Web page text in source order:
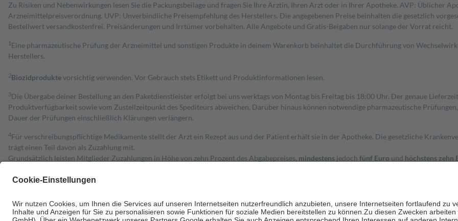
Zu Risiken und Nebenwirkungen lesen Sie die Packungsbeilage und fragen Sie Ihre Ärztin, Ihren Arzt oder in Ihrer Apotheke. AVP: Üblicher
Arzneimittelpreisverordnung. UVP: Unverbindliche Preisempfehlung des Herstellers. Die angegebenen Preise beinhalten die gesetzlich
Bestell­wert versand­kosten­frei. Preisänderungen und Irrtümer vorbehalten. Alle Angebote und Gratis-Beigaben nur solange der Vorrat reicht.
1 Eine pharmazeutische Prüfung der Arzneimittel und sonstigen Produkte in deinem Warenkorb beinhaltet die Durchführung von
Herstellers.
2Biozidproduktevorsichtig verwenden. Vor Gebrauch stets Etikett und Produktinformationen lesen.
3Die Übergabe deiner Bestellung an den Paketdienstleister erfolgt bei uns werktags von Montag bis Freitag bis 18:00 Uhr. Der genaue
Produktverfügbarkeit sowie vom Zustellzeitpunkt des Spediteurs abweichen. Darüber hinaus können notwendige pharmazeutische
Dauer der Prüfungen einschließlich Klärungen verlängern.
4Für verschreibungspflichtige Medikamente stellt der Arzt ein Rezept aus und der Patient erhält sie in der Apotheke. Die gesetzliche
trägt einen Teil davon als Zuzahlung mit.
Grundsätzlich leisten Mitglieder Zuzahlungen in Höhe von zehn Prozent des Abgabepreises, mindestens jedoch fünf Euro und höchstens zehn
Diese Regeln gelten grundsätzlich auch für Online-Apotheken.
Um das Engagement der Versicherten für ihre eigene Gesundheit zu stärken und die besondere Stellung der Familie zu unterstützen, fallen
• Kindern und Jugendlichen bis zum vollendeten 18. Lebensjahr mit Ausnahme der Fahrkosten